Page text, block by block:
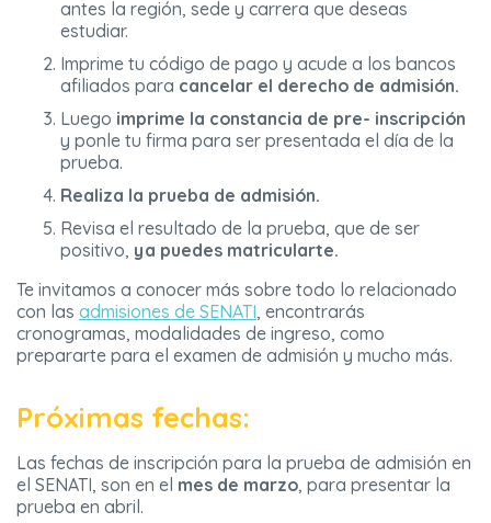
antes la región, sede y carrera que deseas
estudiar.
Imprime tu código de pago y acude a los bancos
afiliados para cancelar el derecho de admisión.
Luego imprime la constancia de pre- inscripción
y ponle tu firma para ser presentada el día de la
prueba.
Realiza la prueba de admisión.
Revisa el resultado de la prueba, que de ser
positivo, ya puedes matricularte.
Te invitamos a conocer más sobre todo lo relacionado
con las admisiones de SENATI, encontrarás
cronogramas, modalidades de ingreso, como
prepararte para el examen de admisión y mucho más.
Próximas fechas:
Las fechas de inscripción para la prueba de admisión en
el SENATI, son en el mes de marzo, para presentar la
prueba en abril.